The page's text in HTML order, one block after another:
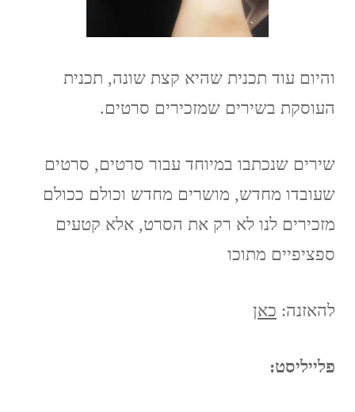
והיום עוד תכנית שהיא קצת שונה, תכנית
העוסקת בשירים שמזכירים סרטים.
שירים שנכתבו במיוחד עבור סרטים, סרטים
שעובדו מחדש, מושרים מחדש וכולם ככולם
מזכירים לנו לא רק את הסרט, אלא קטעים
ספציפיים מתוכו
להאזנה: כאן
פלייליסט: